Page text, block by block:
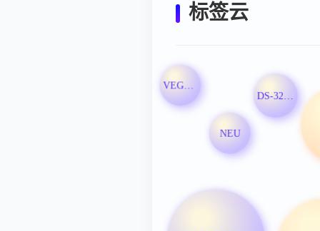
标签云
NEU